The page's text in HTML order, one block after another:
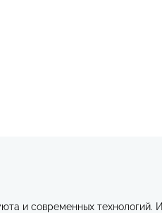
и современных технологий.